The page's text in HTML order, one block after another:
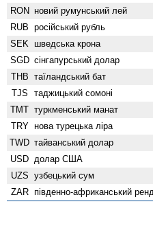
RON новий румунський лей
RUB російський рубль
SEK шведська крона
SGD сінгапурський долар
THB таїландський бат
TJS таджицький сомоні
TMT туркменський манат
TRY нова турецька ліра
TWD тайванський долар
USD долар США
UZS узбецький сум
ZAR південно-африканський ренд